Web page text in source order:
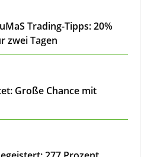
Trading-Tipps: 20%
zwei Tagen
Große Chance mit